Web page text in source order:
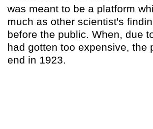
was meant to be a platform
much as other scientist's
before the public. When, due
had gotten too expensive, the
end in 1923.